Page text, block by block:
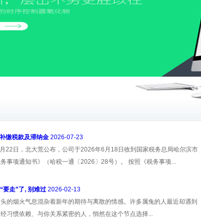
缴税款及滞纳金 2026-07-23
22日，北大荒公布，公司于2026年6月18日收到国家税务总局哈尔滨市
事项通知书》（哈税一通〔2026〕28号）。 按照《税务事项...
要走”了, 别难过 2026-02-13
的烟火气息混杂着新年的期待与离散的情感。许多属兔的人最近却遇到
习惯依赖、与你关系紧密的人，悄然在这个节点选择...